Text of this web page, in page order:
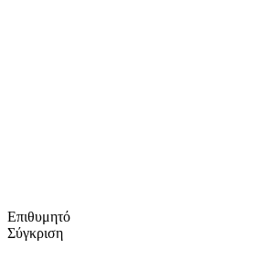
Επιθυμητό
Σύγκριση